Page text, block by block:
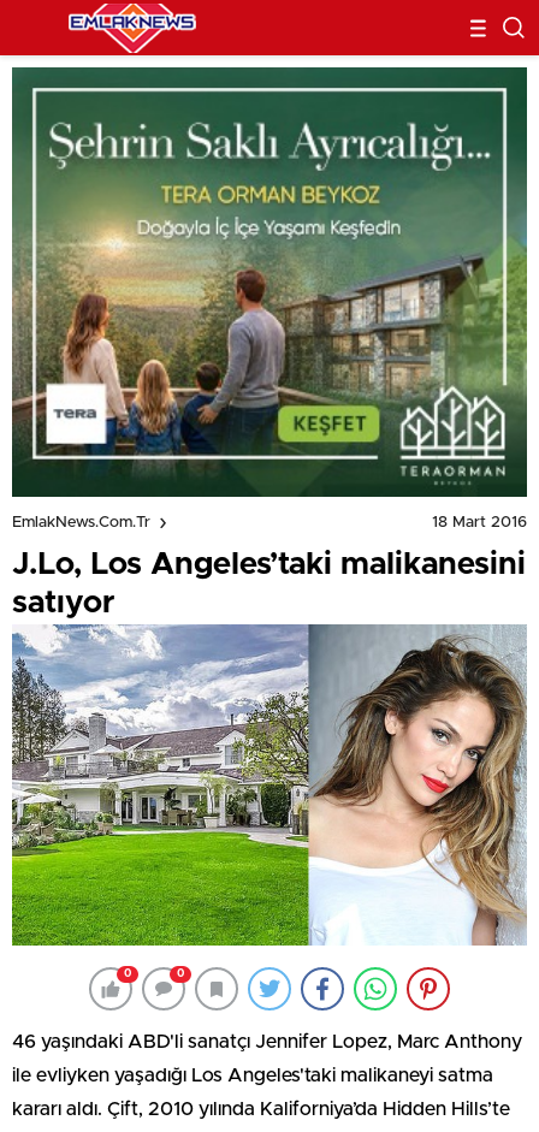
EmlakNews.com.tr 18 Mart 2016
J.Lo, Los Angeles’taki malikanesini
satıyor
0 0
46 yaşındaki ABD'li sanatçı Jennifer Lopez, Marc Anthony
ile evliyken yaşadığı Los Angeles'taki malikaneyi satma
kararı aldı. Çift, 2010 yılında Kaliforniya’da Hidden Hills’te